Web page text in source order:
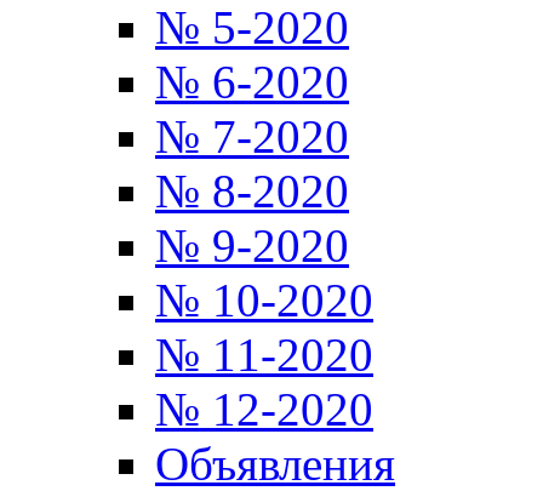
№ 5-2020
№ 6-2020
№ 7-2020
№ 8-2020
№ 9-2020
№ 10-2020
№ 11-2020
№ 12-2020
Объявления